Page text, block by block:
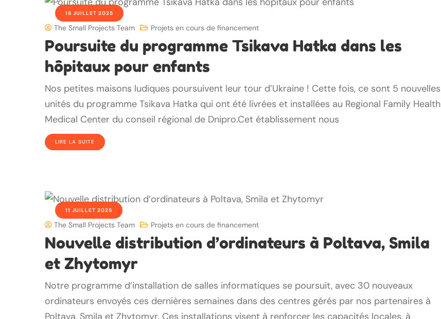
16 JUILLET 2025
The Small Projects Team Projets en cours de financement
Poursuite du programme Tsikava Hatka dans les
hôpitaux pour enfants
Nos petites maisons ludiques poursuivent leur tour d’Ukraine ! Cette fois, ce sont 5 nouvelles
unités du programme Tsikava Hatka qui ont été livrées et installées au Regional Family Health
Medical Center du conseil régional de Dnipro.Cet établissement nous
LIRE LA SUITE
11 JUILLET 2025
The Small Projects Team Projets en cours de financement
Nouvelle distribution d’ordinateurs à Poltava, Smila
et Zhytomyr
Notre programme d’installation de salles informatiques se poursuit, avec 30 nouveaux
ordinateurs envoyés ces dernières semaines dans des centres gérés par nos partenaires à